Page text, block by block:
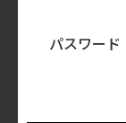
パスワード